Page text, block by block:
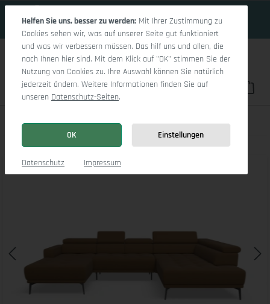
Du hast 0
Marco LO Aho gr Small R (mit Funktionen)
Bildergalerie überspringen
Helfen Sie uns, besser zu werden: Mit Ihrer Zustimmung zu
Cookies sehen wir, was auf unserer Seite gut funktioniert
und was wir verbessern müssen. Das hilf uns und allen, die
nach Ihnen hier sind. Mit dem Klick auf "OK" stimmen Sie der
Nutzung von Cookies zu. Ihre Auswahl können Sie natürlich
jederzeit ändern. Weitere Informationen finden Sie auf
unseren Datenschutz-Seiten.
OK Einstellungen
Datenschutz Impressum